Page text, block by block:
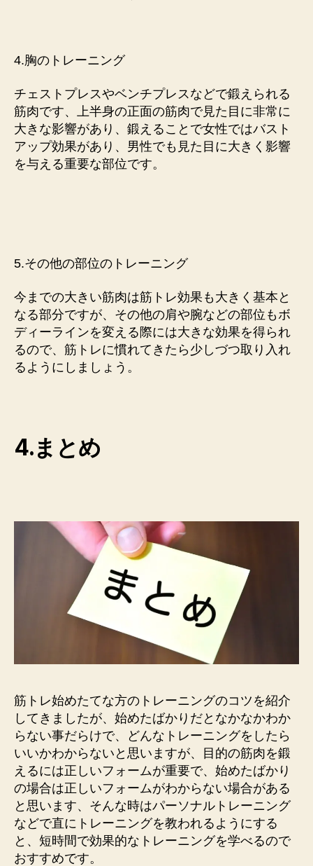
4.胸のトレーニング
チェストプレスやベンチプレスなどで鍛えられる
筋肉です、上半身の正面の筋肉で見た目に非常に
大きな影響があり、鍛えることで女性ではバスト
アップ効果があり、男性でも見た目に大きく影響
を与える重要な部位です。
5.その他の部位のトレーニング
今までの大きい筋肉は筋トレ効果も大きく基本と
なる部分ですが、その他の肩や腕などの部位もボ
ディーラインを変える際には大きな効果を得られ
るので、筋トレに慣れてきたら少しづつ取り入れ
るようにしましょう。
4.まとめ
筋トレ始めたてな方のトレーニングのコツを紹介
してきましたが、始めたばかりだとなかなかわか
らない事だらけで、どんなトレーニングをしたら
いいかわからないと思いますが、目的の筋肉を鍛
えるには正しいフォームが重要で、始めたばかり
の場合は正しいフォームがわからない場合がある
と思います、そんな時はパーソナルトレーニング
などで直にトレーニングを教われるようにする
と、短時間で効果的なトレーニングを学べるので
おすすめです。